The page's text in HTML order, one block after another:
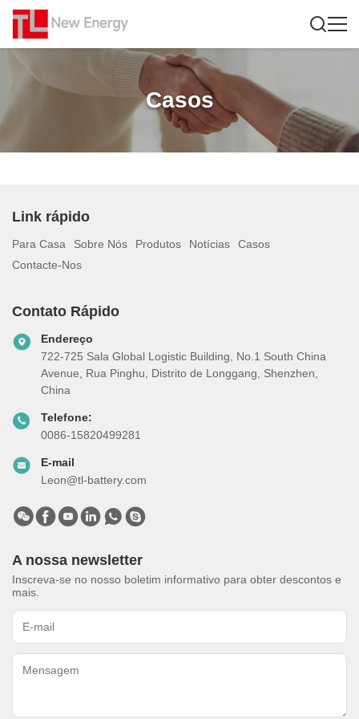
Casos
Link rápido
Para Casa Sobre Nós Produtos Notícias
Casos
Contacte-Nos
Contato Rápido
Endereço
722-725 Sala Global Logistic Building, No.1 South China
Avenue, Rua Pinghu, Distrito de Longgang, Shenzhen,
China
Telefone:
0086-15820499281
E-mail
Leon@tl-battery.com
A nossa newsletter
Inscreva-se no nosso boletim informativo para obter descontos e
mais.